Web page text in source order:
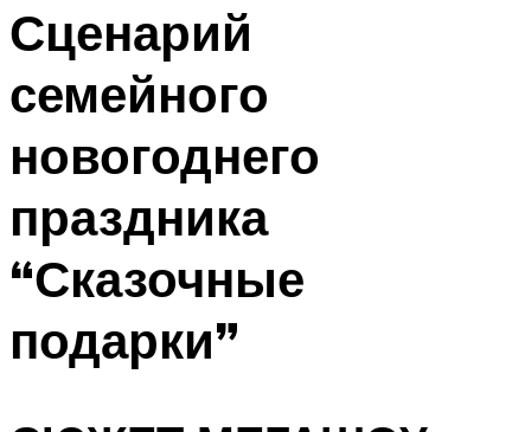
Сценарий
семейного
новогоднего
праздника
“Сказочные
подарки”